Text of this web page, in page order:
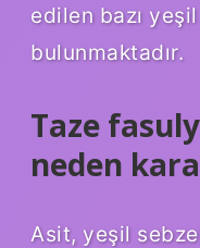
edilen bazı
bulunmaktadır.
Taze
neden
Asit, yeşil